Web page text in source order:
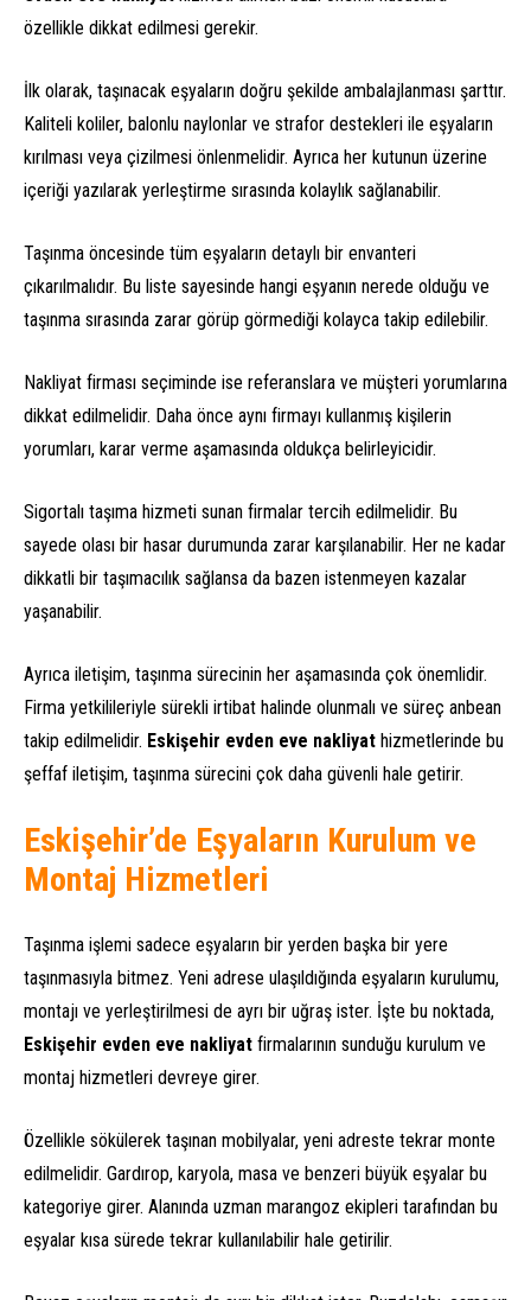
özellikle dikkat edilmesi gerekir.
İlk olarak, taşınacak eşyaların doğru şekilde ambalajlanması şarttır.
Kaliteli koliler, balonlu naylonlar ve strafor destekleri ile eşyaların
kırılması veya çizilmesi önlenmelidir. Ayrıca her kutunun üzerine
içeriği yazılarak yerleştirme sırasında kolaylık sağlanabilir.
Taşınma öncesinde tüm eşyaların detaylı bir envanteri
çıkarılmalıdır. Bu liste sayesinde hangi eşyanın nerede olduğu ve
taşınma sırasında zarar görüp görmediği kolayca takip edilebilir.
Nakliyat firması seçiminde ise referanslara ve müşteri yorumlarına
dikkat edilmelidir. Daha önce aynı firmayı kullanmış kişilerin
yorumları, karar verme aşamasında oldukça belirleyicidir.
Sigortalı taşıma hizmeti sunan firmalar tercih edilmelidir. Bu
sayede olası bir hasar durumunda zarar karşılanabilir. Her ne kadar
dikkatli bir taşımacılık sağlansa da bazen istenmeyen kazalar
yaşanabilir.
Ayrıca iletişim, taşınma sürecinin her aşamasında çok önemlidir.
Firma yetkilileriyle sürekli irtibat halinde olunmalı ve süreç anbean
takip edilmelidir. Eskişehir evden eve nakliyat hizmetlerinde bu
şeffaf iletişim, taşınma sürecini çok daha güvenli hale getirir.
Eskişehir’de Eşyaların Kurulum ve
Montaj Hizmetleri
Taşınma işlemi sadece eşyaların bir yerden başka bir yere
taşınmasıyla bitmez. Yeni adrese ulaşıldığında eşyaların kurulumu,
montajı ve yerleştirilmesi de ayrı bir uğraş ister. İşte bu noktada,
Eskişehir evden eve nakliyat firmalarının sunduğu kurulum ve
montaj hizmetleri devreye girer.
Özellikle sökülerek taşınan mobilyalar, yeni adreste tekrar monte
edilmelidir. Gardırop, karyola, masa ve benzeri büyük eşyalar bu
kategoriye girer. Alanında uzman marangoz ekipleri tarafından bu
eşyalar kısa sürede tekrar kullanılabilir hale getirilir.